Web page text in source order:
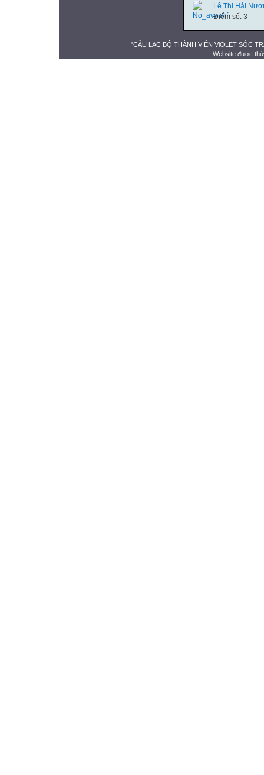
Lê Thị Hải
Điểm số: 3
"CÂU LẠC BỘ THÀNH VIÊN ViOLET SÓC
Website được